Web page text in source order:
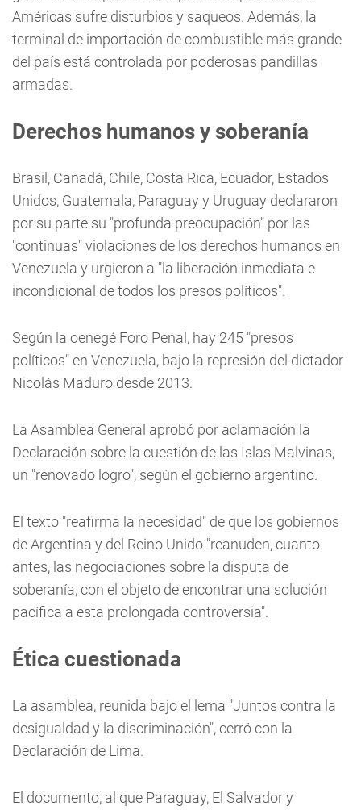
Américas sufre disturbios y saqueos. Además, la
terminal de importación de combustible más grande
del país está controlada por poderosas pandillas
armadas.
Derechos humanos y soberanía
Brasil, Canadá, Chile, Costa Rica, Ecuador, Estados
Unidos, Guatemala, Paraguay y Uruguay declararon
por su parte su "profunda preocupación" por las
"continuas" violaciones de los derechos humanos en
Venezuela y urgieron a "la liberación inmediata e
incondicional de todos los presos políticos".
Según la oenegé Foro Penal, hay 245 "presos
políticos" en Venezuela, bajo la represión del dictador
Nicolás Maduro desde 2013.
La Asamblea General aprobó por aclamación la
Declaración sobre la cuestión de las Islas Malvinas,
un "renovado logro", según el gobierno argentino.
El texto "reafirma la necesidad" de que los gobiernos
de Argentina y del Reino Unido "reanuden, cuanto
antes, las negociaciones sobre la disputa de
soberanía, con el objeto de encontrar una solución
pacífica a esta prolongada controversia".
Ética cuestionada
La asamblea, reunida bajo el lema "Juntos contra la
desigualdad y la discriminación", cerró con la
Declaración de Lima.
El documento, al que Paraguay, El Salvador y